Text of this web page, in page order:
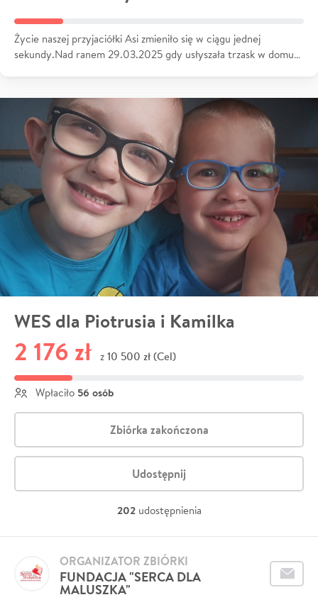
Życie naszej przyjaciółki Asi zmieniło się w ciągu jednej
sekundy.Nad ranem 29.03.2025 gdy usłyszała trzask w domu…
WES dla Piotrusia i Kamilka
2 176 zł z 10 500 zł (Cel)
Wpłaciło 56 osób
Zbiórka zakończona
Udostępnij
202 udostępnienia
FUNDACJA "SERCA DLA
MALUSZKA"
ORGANIZATOR ZBIÓRKI